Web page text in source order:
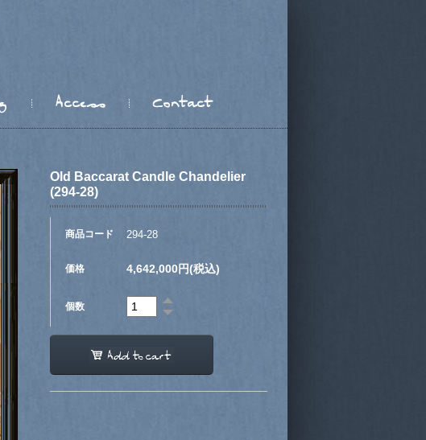
Old Baccarat Candle Chandelier
(294-28)
商品コード 294-28
価格 4,642,000円(税込)
個数